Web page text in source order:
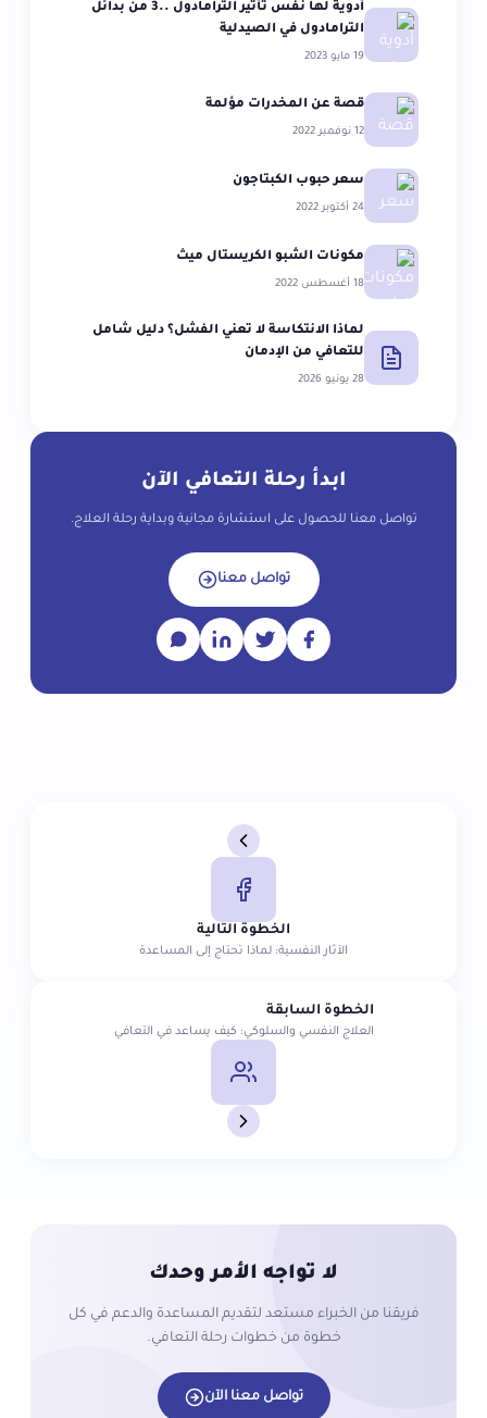
أدوية لها نفس تأثير الترامادول ..3 من بدائل
الترامادول في الصيدلية
19 مايو 2023
قصة عن المخدرات مؤلمة
12 نوفمبر 2022
سعر حبوب الكبتاجون
24 أكتوبر 2022
مكونات الشبو الكريستال ميث
18 أغسطس 2022
لماذا الانتكاسة لا تعني الفشل؟ دليل شامل
للتعافي من الإدمان
28 يونيو 2026
ابدأ رحلة التعافي الآن
تواصل معنا للحصول على استشارة مجانية وبداية رحلة العلاج.
تواصل معنا
الخطوة التالية
الآثار النفسية: لماذا تحتاج إلى المساعدة
الخطوة السابقة
العلاج النفسي والسلوكي: كيف يساعد في التعافي
لا تواجه الأمر وحدك
فريقنا من الخبراء مستعد لتقديم المساعدة والدعم في كل
خطوة من خطوات رحلة التعافي.
تواصل معنا الآن